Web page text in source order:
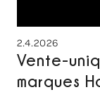
2.4.2026
Vente-
marques